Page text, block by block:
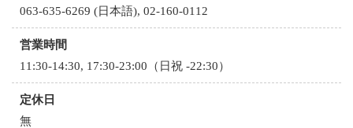
063-635-6269 (日本語), 02-160-0112
営業時間
11:30-14:30, 17:30-23:00（日祝 -22:30）
定休日
無